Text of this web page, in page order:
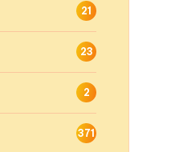
21
23
2
371